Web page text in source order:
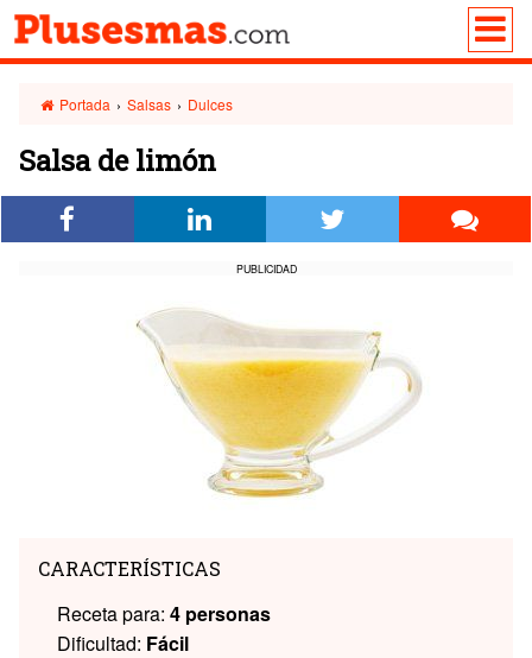
Portada › Salsas › Dulces
Salsa de limón
PUBLICIDAD
CARACTERÍSTICAS
Receta para: 4 personas
Dificultad: Fácil